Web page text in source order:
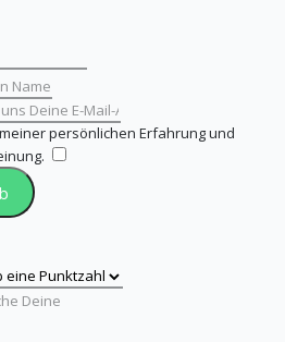
persönlichen Erfahrung und